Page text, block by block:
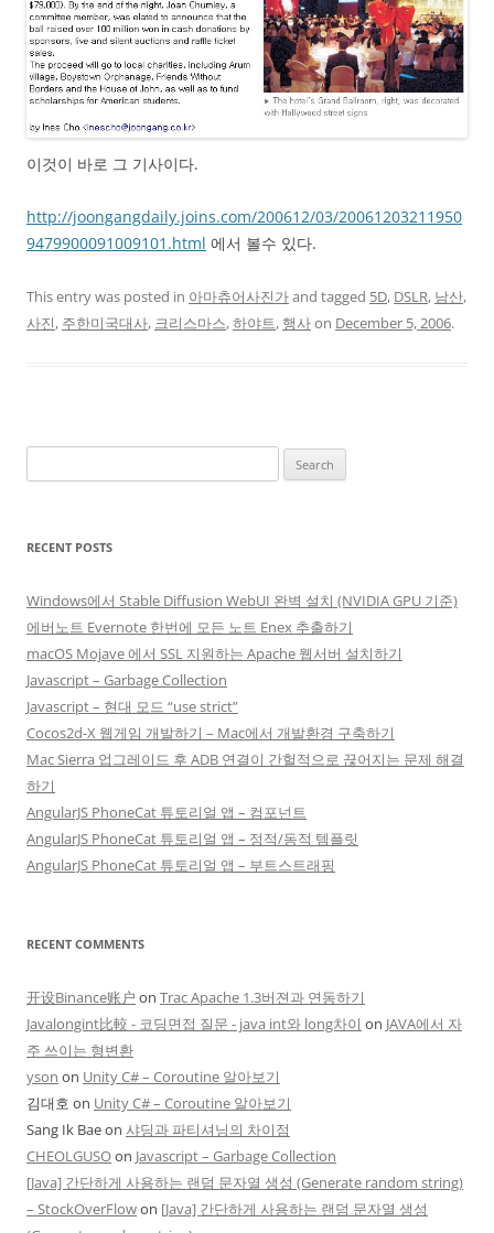
이것이 바로 그 기사이다.
http://joongangdaily.joins.com/200612/03/20061203211950
9479900091009101.html 에서 볼수 있다.
This entry was posted in 아마츄어사진가and tagged 5D, DSLR, 남산,
사진, 주한미국대사, 크리스마스,하야트,행사on December 5, 2006.
for:
RECENT POSTS
Windows에서 Stable Diffusion WebUI 완벽 설치 (NVIDIA GPU 기준)
에버노트 Evernote 한번에 모든 노트 Enex 추출하기
macOS Mojave 에서 SSL 지원하는 Apache 웹서버 설치하기
Javascript – Garbage Collection
Javascript – 현대 모드 “use strict”
Cocos2d-X 웹게임 개발하기 – Mac에서 개발환경 구축하기
Mac Sierra 업그레이드 후 ADB 연결이 간헐적으로 끊어지는 문제 해결
하기
AngularJS PhoneCat 튜토리얼 앱 – 컴포넌트
AngularJS PhoneCat 튜토리얼 앱 – 정적/동적 템플릿
AngularJS PhoneCat 튜토리얼 앱 – 부트스트래핑
RECENT COMMENTS
开设Binance账户 on Trac Apache 1.3버젼과 연동하기
Javalongint比較 - 코딩면접 질문 - java int와 long차이 on JAVA에서 자
주 쓰이는 형변환
yson on Unity C# – Coroutine 알아보기
김대호 on Unity C# – Coroutine 알아보기
Sang Ik Baeon 샤딩과 파티셔닝의 차이점
CHEOLGUSOon Javascript – Garbage Collection
[Java] 간단하게 사용하는 랜덤 문자열 생성 (Generate random string)
– StockOverFlowon [Java] 간단하게 사용하는 랜덤 문자열 생성